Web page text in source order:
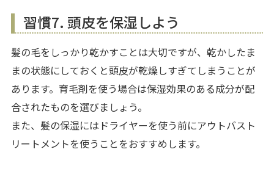
習慣7. 頭皮を保湿しよう
髪の毛をしっかり乾かすことは大切ですが、乾かしたま
まの状態にしておくと頭皮が乾燥しすぎてしまうことが
あります。育毛剤を使う場合は保湿効果のある成分が配
合されたものを選びましょう。
また、髪の保湿にはドライヤーを使う前にアウトバスト
リートメントを使うことをおすすめします。